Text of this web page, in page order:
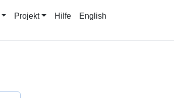
Projekt Hilfe English